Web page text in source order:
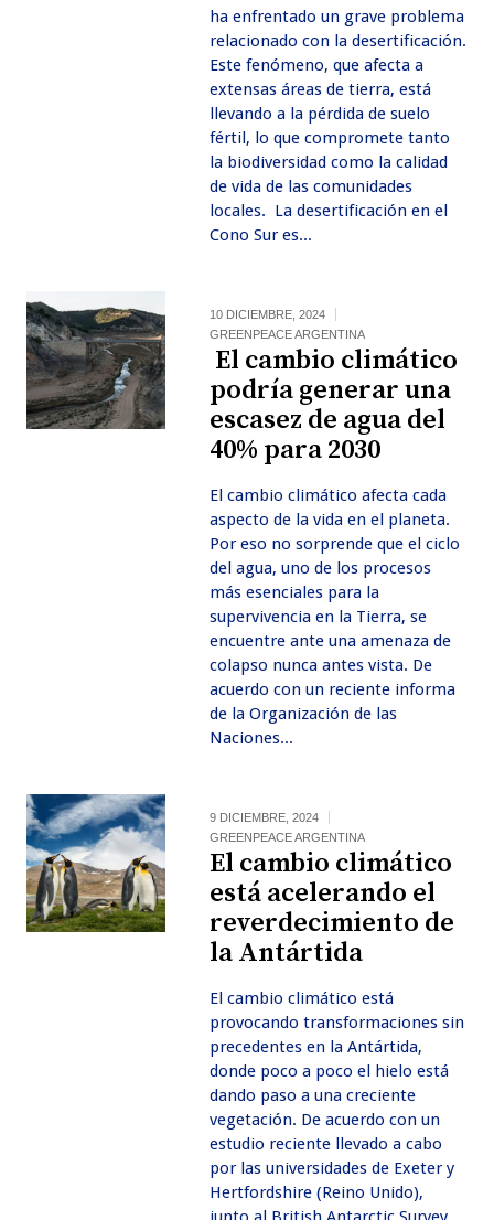
ha enfrentado un grave problema
relacionado con la desertificación.
Este fenómeno, que afecta a
extensas áreas de tierra, está
llevando a la pérdida de suelo
fértil, lo que compromete tanto
la biodiversidad como la calidad
de vida de las comunidades
locales. La desertificación en el
Cono Sur es...
10 DICIEMBRE, 2024
GREENPEACE ARGENTINA
El cambio climático
podría generar una
escasez de agua del
40% para 2030
El cambio climático afecta cada
aspecto de la vida en el planeta.
Por eso no sorprende que el ciclo
del agua, uno de los procesos
más esenciales para la
supervivencia en la Tierra, se
encuentre ante una amenaza de
colapso nunca antes vista. De
acuerdo con un reciente informa
de la Organización de las
Naciones...
9 DICIEMBRE, 2024
GREENPEACE ARGENTINA
El cambio climático
está acelerando el
reverdecimiento de
la Antártida
El cambio climático está
provocando transformaciones sin
precedentes en la Antártida,
donde poco a poco el hielo está
dando paso a una creciente
vegetación. De acuerdo con un
estudio reciente llevado a cabo
por las universidades de Exeter y
Hertfordshire (Reino Unido),